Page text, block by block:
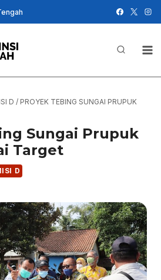
D / PROYEK TEBING SUNGAI PRUPUK
Sungai Prupuk
Target
D